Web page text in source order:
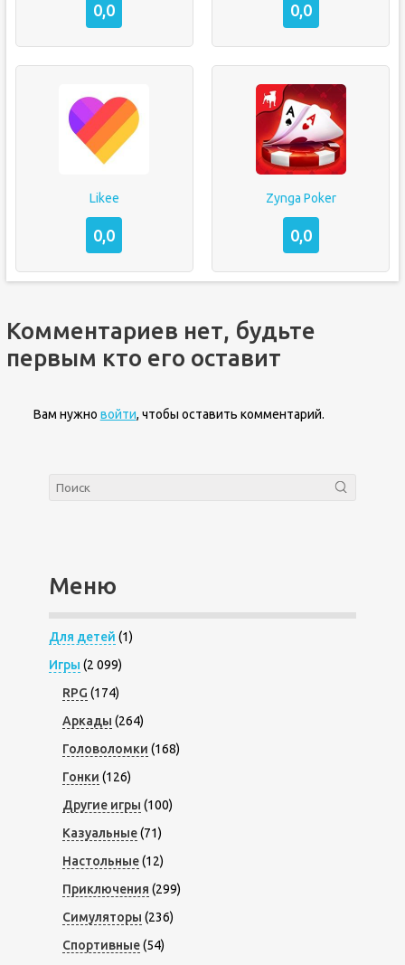
0,0 0,0
Likee
0,0
Zynga Poker
0,0
Комментариев нет, будьте
первым кто его оставит
Вам нужно войти, чтобы оставить комментарий.
Меню
Для детей (1)
Игры (2 099)
RPG (174)
Аркады (264)
Головоломки (168)
Гонки (126)
Другие игры (100)
Казуальные(71)
Настольные(12)
Приключения (299)
Симуляторы (236)
Спортивные(54)